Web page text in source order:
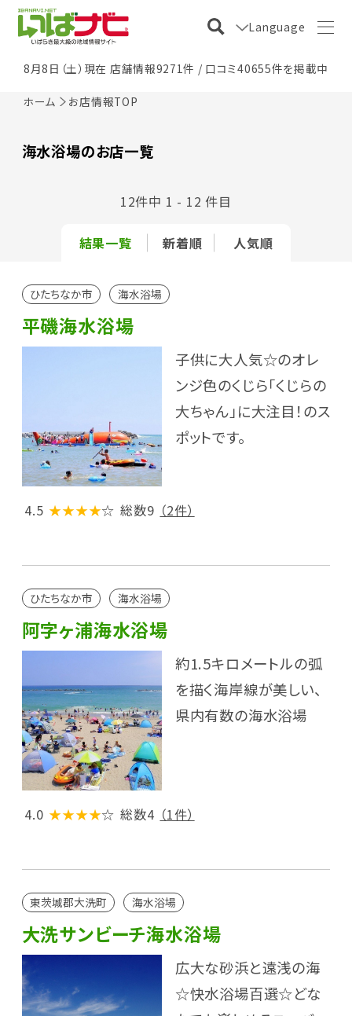
Language
8月8日（土）現在 店舗情報9271件 / 口コミ40655件を掲載中
ホーム お店情報TOP
海水浴場のお店一覧
結果一覧 新着順 人気順
12件中 1 - 12 件目
ひたちなか市 海水浴場
平磯海水浴場
子供に大人気☆のオレ
ンジ色のくじら「くじらの
大ちゃん」に大注目！のス
ポットです。
4.5 ★★★★☆ 総数9 （2件）
ひたちなか市 海水浴場
阿字ヶ浦海水浴場
約1.5キロメートルの弧
を描く海岸線が美しい、
県内有数の海水浴場
4.0 ★★★★☆ 総数4 （1件）
東茨城郡大洗町 海水浴場
大洗サンビーチ海水浴場
広大な砂浜と遠浅の海
☆快水浴場百選☆どな